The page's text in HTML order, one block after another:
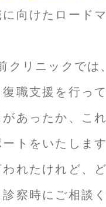
向けたロード
クリニックで
職支援を行っ
あったか、こ
ートをいたしま
われたけれど、
察時にご相談く